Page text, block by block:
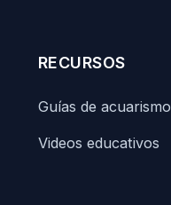
RECURSOS
Guías de acuarismo
Videos educativos